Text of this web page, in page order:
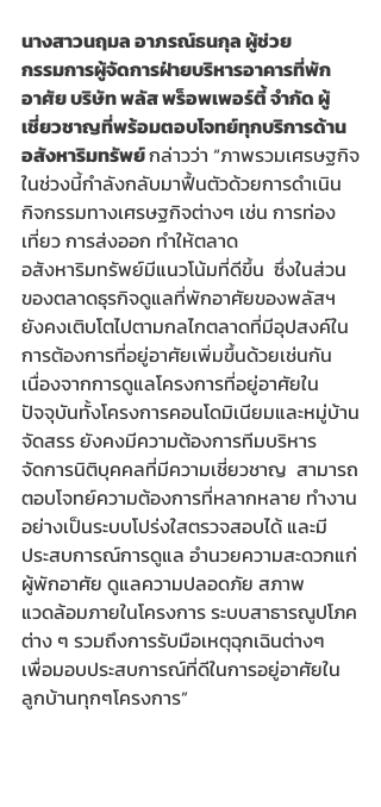
นางสาวนฤมล อาภรณ์ธนกุล ผู้ช่วย
กรรมการผู้จัดการฝ่ายบริหารอาคารที่พัก
อาศัย บริษัท พลัส พร็อพเพอร์ตี้ จำกัด ผู้
เชี่ยวชาญที่พร้อมตอบโจทย์ทุกบริการด้าน
อสังหาริมทรัพย์ กล่าวว่า “ภาพรวมเศรษฐกิจ
ในช่วงนี้กำลังกลับมาฟื้นตัวด้วยการดำเนิน
กิจกรรมทางเศรษฐกิจต่างๆ เช่น การท่อง
เที่ยว การส่งออก ทำให้ตลาด
อสังหาริมทรัพย์มีแนวโน้มที่ดีขึ้น  ซึ่งในส่วน
ของตลาดธุรกิจดูแลที่พักอาศัยของพลัสฯ
ยังคงเติบโตไปตามกลไกตลาดที่มีอุปสงค์ใน
การต้องการที่อยู่อาศัยเพิ่มขึ้นด้วยเช่นกัน
เนื่องจากการดูแลโครงการที่อยู่อาศัยใน
ปัจจุบันทั้งโครงการคอนโดมิเนียมและหมู่บ้าน
จัดสรร ยังคงมีความต้องการทีมบริหาร
จัดการนิติบุคคลที่มีความเชี่ยวชาญ  สามารถ
ตอบโจทย์ความต้องการที่หลากหลาย ทำงาน
อย่างเป็นระบบโปร่งใสตรวจสอบได้ และมี
ประสบการณ์การดูแล อำนวยความสะดวกแก่
ผู้พักอาศัย ดูแลความปลอดภัย สภาพ
แวดล้อมภายในโครงการ ระบบสาธารณูปโภค
ต่าง ๆ รวมถึงการรับมือเหตุฉุกเฉินต่างๆ
เพื่อมอบประสบการณ์ที่ดีในการอยู่อาศัยใน
ลูกบ้านทุกๆโครงการ”